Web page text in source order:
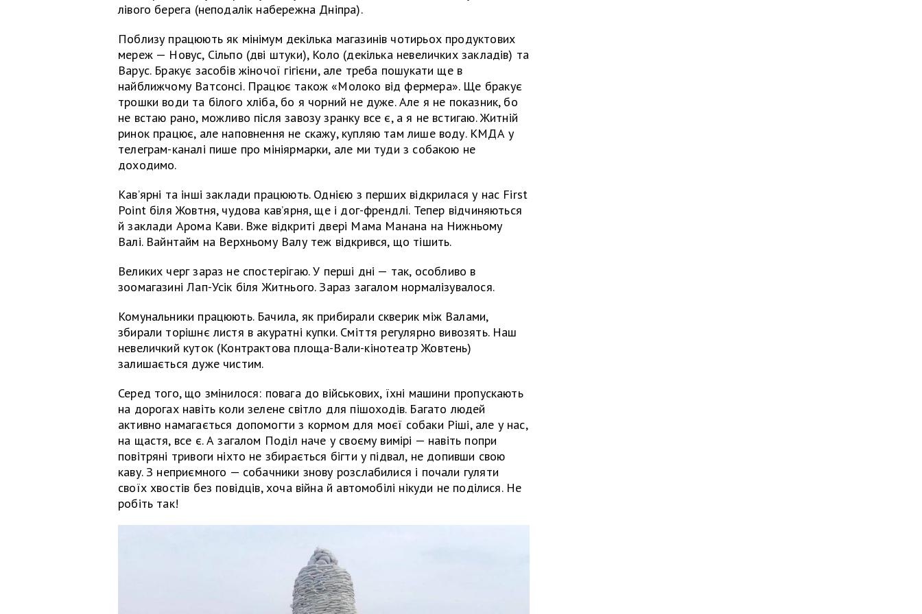
лівого берега (неподалік набережна Дніпра).
Поблизу працюють як мінімум декілька магазинів чотирьох продуктових
мереж — Новус, Сільпо (дві штуки), Коло (декілька невеличких закладів) та
Варус. Бракує засобів жіночої гігієни, але треба пошукати ще в
найближчому Ватсонсі. Працює також «Молоко від фермера». Ще бракує
трошки води та білого хліба, бо я чорний не дуже. Але я не показник, бо
не встаю рано, можливо після завозу зранку все є, а я не встигаю. Житній
ринок працює, але наповнення не скажу, купляю там лише воду. КМДА у
телеграм-каналі пише про мініярмарки, але ми туди з собакою не
доходимо.
Кавʼярні та інші заклади працюють. Однією з перших відкрилася у нас First
Point біля Жовтня, чудова кав’ярня, ще і дог-френдлі. Тепер відчиняються
й заклади Арома Кави. Вже відкриті двері Мама Манана на Нижньому
Валі. Вайнтайм на Верхньому Валу теж відкрився, що тішить.
Великих черг зараз не спостерігаю. У перші дні — так, особливо в
зоомагазині Лап-Усік біля Житнього. Зараз загалом нормалізувалося.
Комунальники працюють. Бачила, як прибирали скверик між Валами,
збирали торішнє листя в акуратні купки. Сміття регулярно вивозять. Наш
невеличкий куток (Контрактова площа-Вали-кінотеатр Жовтень)
залишається дуже чистим.
Серед того, що змінилося: повага до військових, їхні машини пропускають
на дорогах навіть коли зелене світло для пішоходів. Багато людей
активно намагається допомогти з кормом для моєї собаки Ріші, але у нас,
на щастя, все є. А загалом Поділ наче у своєму вимірі — навіть попри
повітряні тривоги ніхто не збирається бігти у підвал, не допивши свою
каву. З неприємного — собачники знову розслабилися і почали гуляти
своїх хвостів без повідців, хоча війна й автомобілі нікуди не поділися. Не
робіть так!